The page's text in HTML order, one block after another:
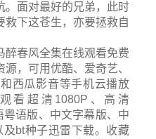
。面对最好的兄弟，此时
救下这苍生，亦要拯救自
醉春风全集在线观看免费
，可用优酷、爱奇艺、
西瓜影音等手机云播放
看超清1080P、高清
语版、中文字幕版、中
bt种子迅雷下载。收藏